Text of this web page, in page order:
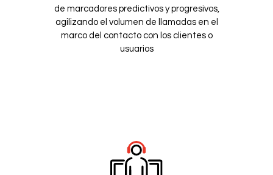
de marcadores predictivos y progresivos,
agilizando el volumen de llamadas en el
marco del contacto con los clientes o
usuarios